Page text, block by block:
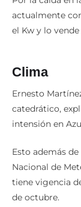
Por la caída en
actualmente
Clima
Ernesto
catedrático,
Esto además
Nacional de
tiene vigencia